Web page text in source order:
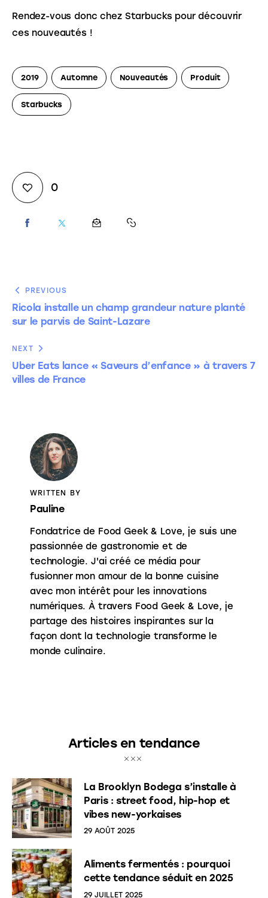
Rendez-vous donc chez Starbucks pour découvrir
ces nouveautés !
2019 Automne Nouveautés Produit
Starbucks
0
PREVIOUS
Ricola installe un champ grandeur nature planté
sur le parvis de Saint-Lazare
NEXT
Uber Eats lance « Saveurs d’enfance » à travers 7
villes de France
WRITTEN BY
Pauline
Fondatrice de Food Geek & Love, je suis une
passionnée de gastronomie et de
technologie. J'ai créé ce média pour
fusionner mon amour de la bonne cuisine
avec mon intérêt pour les innovations
numériques. À travers Food Geek & Love, je
partage des histoires inspirantes sur la
façon dont la technologie transforme le
monde culinaire.
Articles en tendance
La Brooklyn Bodega s’installe à
Paris : street food, hip-hop et
vibes new-yorkaises
29 AOÛT 2025
Aliments fermentés : pourquoi
cette tendance séduit en 2025
29 JUILLET 2025